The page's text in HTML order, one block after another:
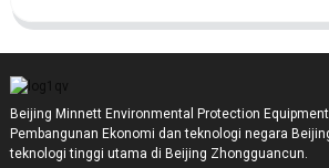
Beijing Minnett Environmental Protection
Pembangunan Ekonomi dan teknologi negara
teknologi tinggi utama di Beijing Zhongguancun.